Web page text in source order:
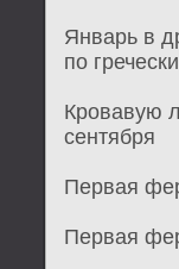
Январь в
по
Кровавую
сентября
Первая
Первая